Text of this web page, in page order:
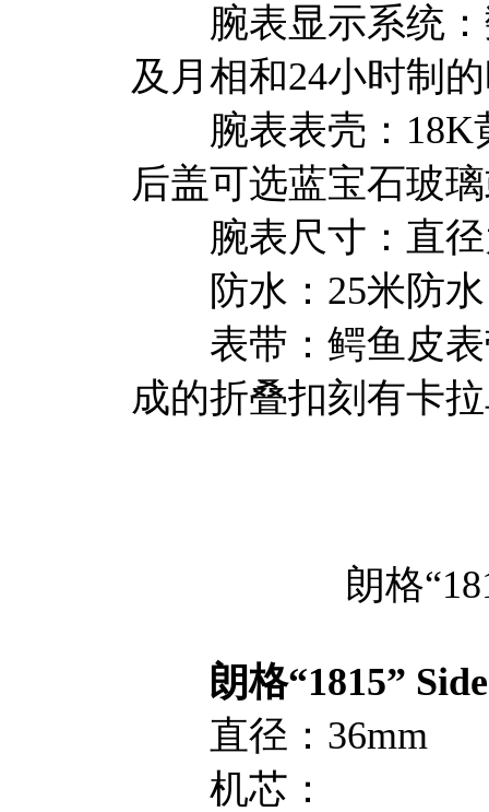
腕表显示系统：
及月相和24小时制
腕表表壳：18K
后盖可选蓝宝石玻
腕表尺寸：直径
防水：25米防水
表带：鳄鱼皮表
成的折叠扣刻有卡
朗格
朗格“1815” Side
直径：36mm
机芯：